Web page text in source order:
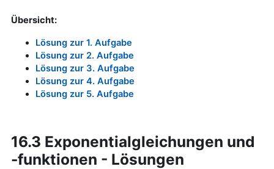
Übersicht:
Lösung zur 1. Aufgabe
Lösung zur 2. Aufgabe
Lösung zur 3. Aufgabe
Lösung zur 4. Aufgabe
Lösung zur 5. Aufgabe
16.3 Exponentialgleichungen und
-funktionen - Lösungen